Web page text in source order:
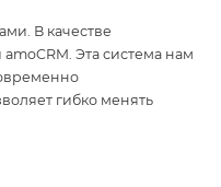
В качестве
Эта система нам
гибко менять